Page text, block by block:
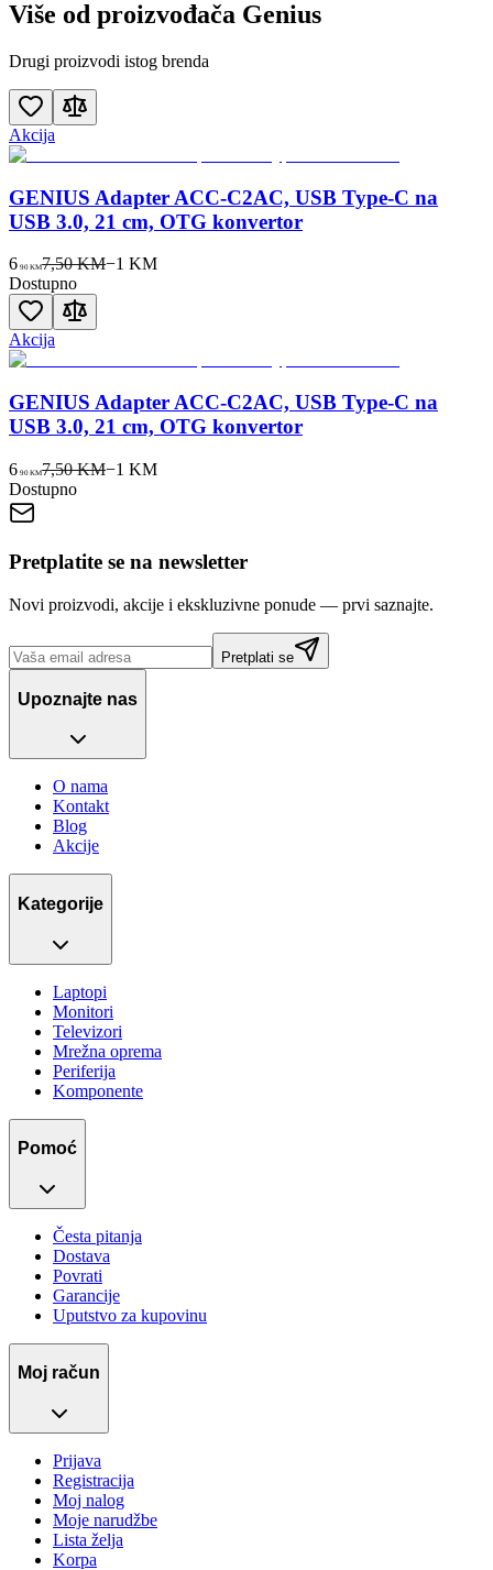
Više od proizvođača Genius
Drugi proizvodi istog brenda
Akcija
GENIUS Adapter ACC-C2AC, USB Type-C na
USB 3.0, 21 cm, OTG konvertor
6 90 KM7,50 KM−1 KM
Dostupno
Akcija
GENIUS Adapter ACC-C2AC, USB Type-C na
USB 3.0, 21 cm, OTG konvertor
6 90KM7,50 KM−1 KM
Dostupno
Pretplatite se na newsletter
Novi proizvodi, akcije i ekskluzivne ponude — prvi saznajte.
Pretplati se
Upoznajte nas
O nama
Kontakt
Blog
Akcije
Kategorije
Laptopi
Monitori
Televizori
Mrežna oprema
Periferija
Komponente
Pomoć
Česta pitanja
Dostava
Povrati
Garancije
Uputstvo za kupovinu
Moj račun
Prijava
Registracija
Moj nalog
Moje narudžbe
Lista želja
Korpa